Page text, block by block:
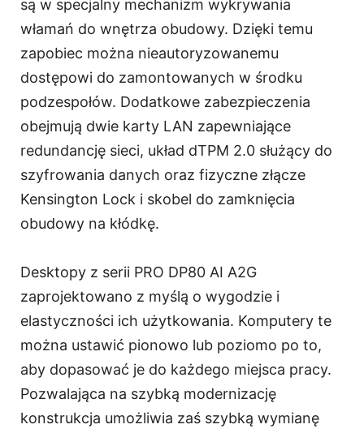
są w specjalny mechanizm wykrywania
włamań do wnętrza obudowy. Dzięki temu
zapobiec można nieautoryzowanemu
dostępowi do zamontowanych w środku
podzespołów. Dodatkowe zabezpieczenia
obejmują dwie karty LAN zapewniające
redundancję sieci, układ dTPM 2.0 służący do
szyfrowania danych oraz fizyczne złącze
Kensington Lock i skobel do zamknięcia
obudowy na kłódkę.
Desktopy z serii PRO DP80 AI A2G
zaprojektowano z myślą o wygodzie i
elastyczności ich użytkowania. Komputery te
można ustawić pionowo lub poziomo po to,
aby dopasować je do każdego miejsca pracy.
Pozwalająca na szybką modernizację
konstrukcja umożliwia zaś szybką wymianę